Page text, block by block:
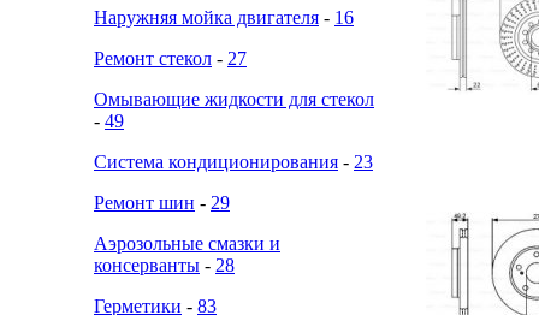
Наружняя мойка двигателя - 16
Ремонт стекол - 27
Омывающие жидкости для стекол
- 49
Система кондиционирования - 23
Ремонт шин - 29
Аэрозольные смазки и
консерванты - 28
Герметики - 83